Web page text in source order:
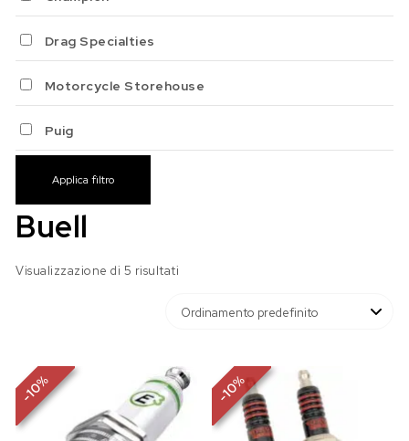
Drag Specialties
Motorcycle Storehouse
Puig
Applica filtro
Buell
Visualizzazione di 5 risultati
-
10
%
-
10
%